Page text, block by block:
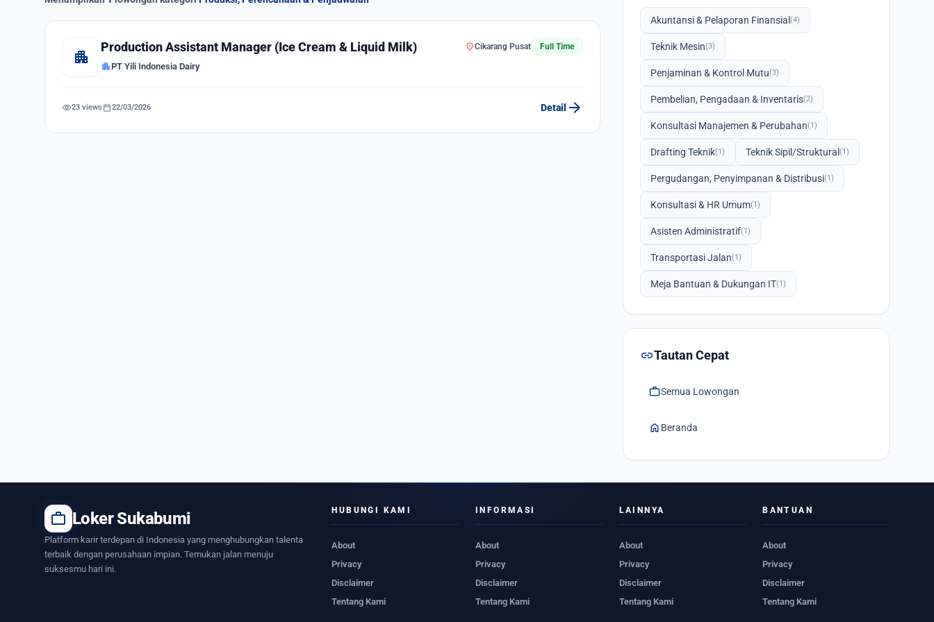
apartment
Production Assistant Manager (Ice Cream & Liquid Milk)
apartmentPT Yili Indonesia Dairy
location_onCikarang Pusat Full Time
visibility23 views calendar_today22/03/2026 Detail arrow_forward
Akuntansi & Pelaporan Finansial (4)
Teknik Mesin(3)
Penjaminan & Kontrol Mutu(3)
Pembelian, Pengadaan & Inventaris(2)
Konsultasi Manajemen & Perubahan(1)
Drafting Teknik(1) Teknik Sipil/Struktural (1)
Pergudangan, Penyimpanan & Distribusi(1)
Konsultasi & HR Umum(1)
Asisten Administratif(1)
Transportasi Jalan(1)
Meja Bantuan & Dukungan IT(1)
linkTautan Cepat
workSemua Lowongan
home Beranda
work Loker Sukabumi
Platform karir terdepan di Indonesia yang menghubungkan talenta
terbaik dengan perusahaan impian. Temukan jalan menuju
suksesmu hari ini.
HUBUNGI KAMI
About
Privacy
Disclaimer
Tentang Kami
INFORMASI
About
Privacy
Disclaimer
Tentang Kami
LAINNYA
About
Privacy
Disclaimer
Tentang Kami
BANTUAN
About
Privacy
Disclaimer
Tentang Kami